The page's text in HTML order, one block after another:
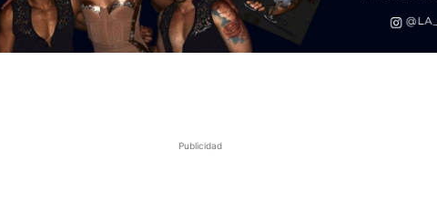
Publicidad